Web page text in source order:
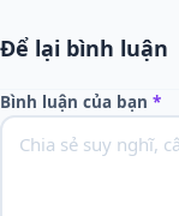
Để lại bình luận
Bình luận của bạn *